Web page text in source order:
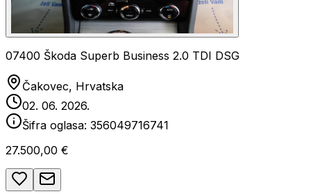
07400 Škoda Superb Business 2.0 TDI DSG
Čakovec, Hrvatska
02. 06. 2026.
Šifra oglasa: 356049716741
27.500,00 €